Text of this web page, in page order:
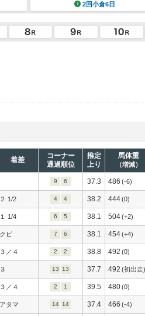
2回小倉6日
着差
コーナー
通過順位
推定
上り
馬体重
（増減）
9 6 37.3 486 (-6)
２ 1/2 4 4 38.2 444(0)
１ 1/4 6 5 38.1 504(+2)
クビ 7 6 38.1 454(+4)
３／４ 2 2 38.8 492 (0)
３ 13 13 37.7 492 (初出走)
３／４ 2 1 39.5 480(0)
アタマ 14 14 37.4 466 (-4)